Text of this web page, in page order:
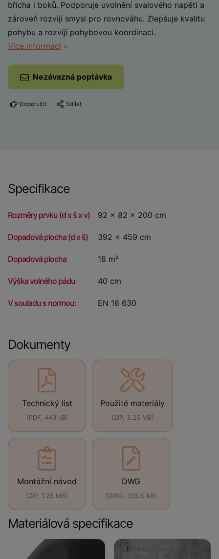
břicha i boků. Podporuje uvolnění svalového napětí a
zároveň rozvíjí smysl pro rovnováhu. Zlepšuje kvalitu
pohybu a rozvíjí pohybovou koordinaci.
Více informací
Nezávazná poptávka
Doporučit Sdílet
Specifikace
Rozměry prvku (d x š x v) 92 x 82 x 200 cm
Dopadová plocha (d x š) 392 x 459 cm
Dopadová plocha 18 m²
Výška volného pádu 40 cm
V souladu s normou: EN 16 630
Dokumenty
Technický list
[PDF, 440 kB]
Použité materiály
[ZIP, 3.25 MB]
Montážní návod
[ZIP, 1.25 MB]
DWG
[DWG, 335.0 kB]
Materiálová specifikace